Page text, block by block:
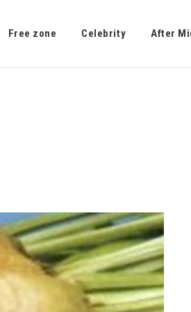
Free zone Celebrity After